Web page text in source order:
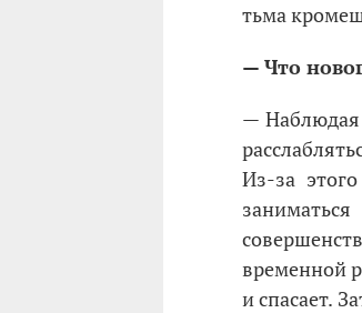
тьма
— Что
— Наблюдая
Из-за
временной
и спасает.